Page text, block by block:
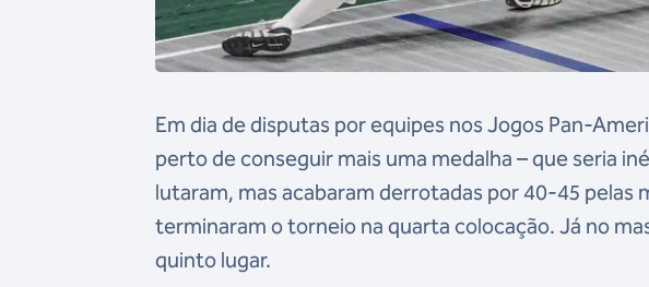
Em dia de disputas por equipes nos Jogos Pan-
perto de conseguir mais uma medalha – que seria
lutaram, mas acabaram derrotadas por 40-45 pelas
terminaram o torneio na quarta colocação. Já no
quinto lugar.